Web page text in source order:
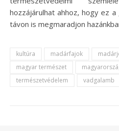
hozzájárulhat ahhoz, hogy ez
távon is megmaradjon
kultúra madárfajok
magyar természet
természetvédelem
vadgalamb